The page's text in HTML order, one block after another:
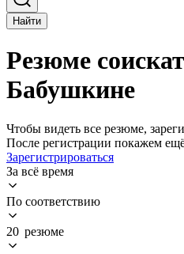
Найти
Резюме
Бабушкине
Чтобы видеть все резюме,
После регистрации покажем
Зарегистрироваться
За всё время
По соответствию
20 резюме